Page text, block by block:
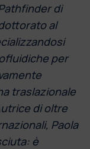
di
al
per
traslazionale
di oltre
Paola
è